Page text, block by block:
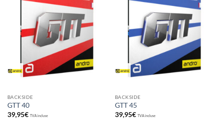
souhaits
BACKSIDE
GTT 40
39,95€ TVA incluse
souhaits
BACKSIDE
GTT 45
39,95€ TVA incluse